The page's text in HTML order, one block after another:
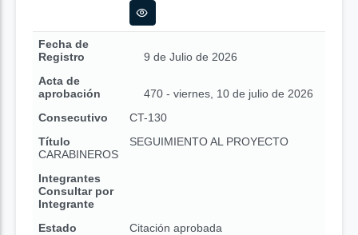
Fecha de
Registro
9 de Julio de 2026
Acta de
aprobación
470 - viernes, 10 de julio de 2026
Consecutivo
CT-130
Título
SEGUIMIENTO AL PROYECTO
CARABINEROS
Integrantes
Consultar por
Integrante
Estado
Citación aprobada